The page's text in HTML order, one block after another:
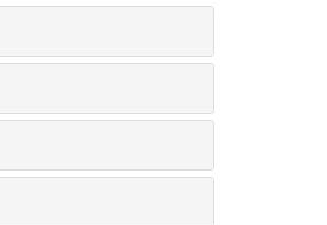
の水彩画ポスター
: Windows
: Mac
Linux